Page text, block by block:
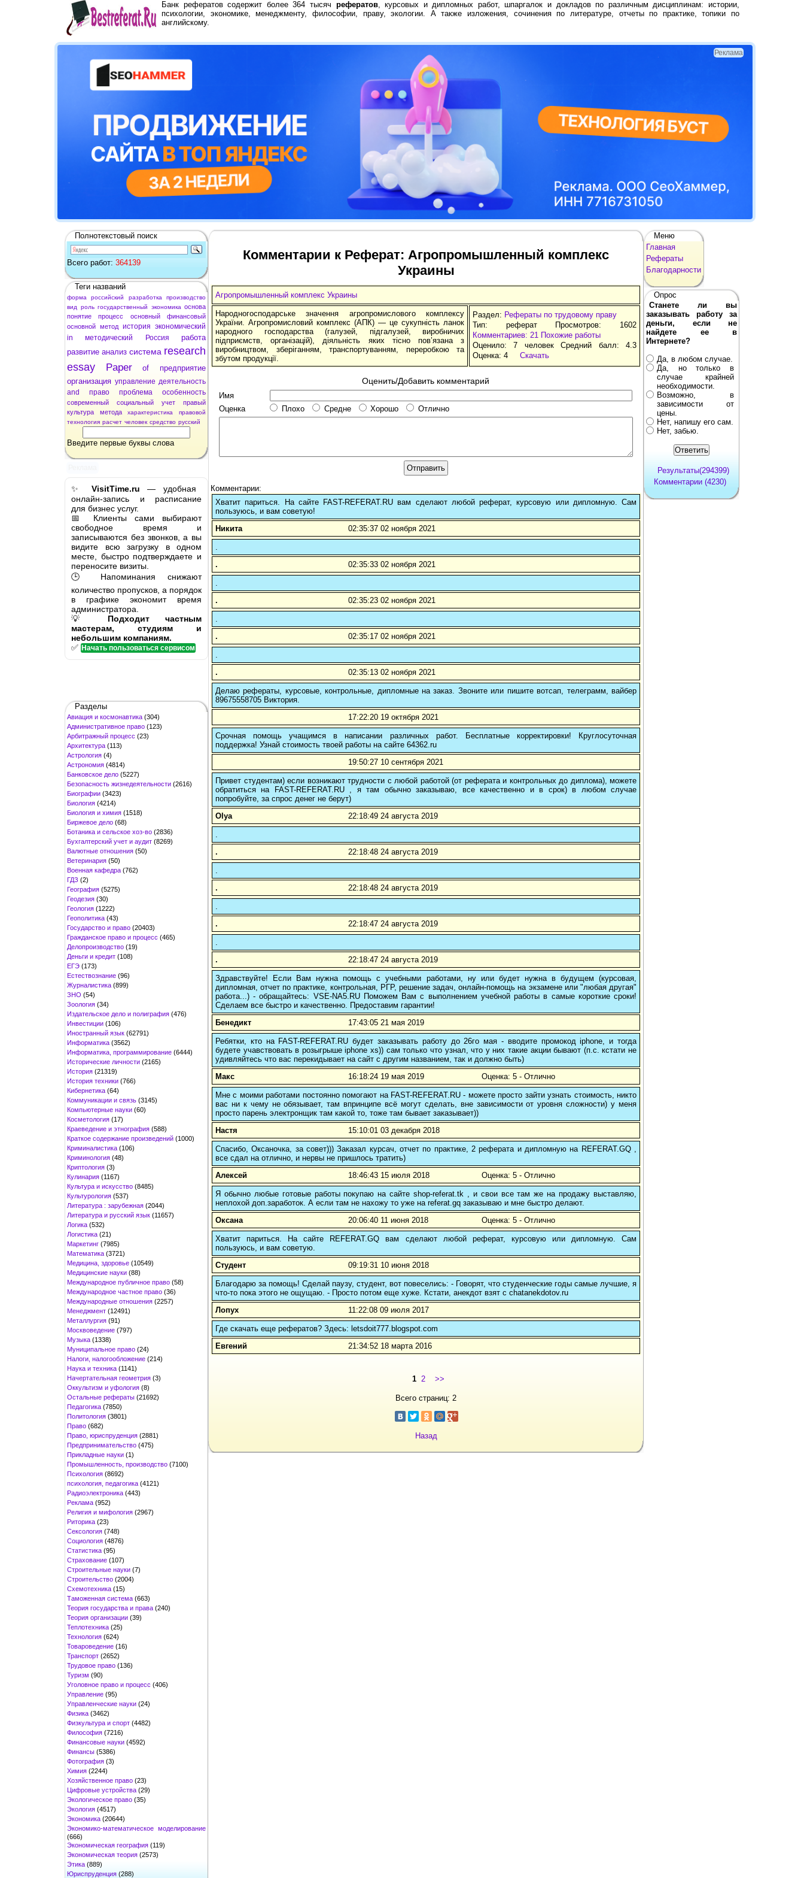
Банк рефератов содержит более 364 тысяч рефератов, курсовых и дипломных работ, шпаргалок и докладов по различным дисциплинам: истории,
психологии, экономике, менеджменту, философии, праву, экологии. А также изложения, сочинения по литературе, отчеты по практике, топики по
английскому.
Реклама
Полнотекстовый поиск
Всего работ: 364139
Теги названий
форма российский разработка
производство
вид
роль государственный экономика основа
понятие
процесс основный
финансовый
основной метод история экономический
in
методический Россия
работа
развитие анализ система research
essay
Paper of
предприятие
организация управление деятельность
and
право проблема особенность
современный социальный учет
правый
культура
метода характеристика
правовой
технология расчет человек средство русский
Введите первые буквы слова
✨ VisitTime.ru — удобная
онлайн-запись и расписание
для бизнес услуг.
📅 Клиенты сами выбирают
свободное время и
записываются без звонков, а вы
видите всю загрузку в одном
месте, быстро подтверждаете и
переносите визиты.
🕒 Напоминания снижают
количество пропусков, а порядок
в графике экономит время
администратора.
💡 Подходит частным
мастерам, студиям и
небольшим компаниям.
✅ Начать пользоваться сервисом
Разделы
Авиация и космонавтика (304)
Административное право (123)
Арбитражный процесс (23)
Архитектура (113)
Астрология (4)
Астрономия (4814)
Банковское дело (5227)
Безопасность жизнедеятельности (2616)
Биографии (3423)
Биология (4214)
Биология и химия (1518)
Биржевое дело (68)
Ботаника и сельское хоз-во (2836)
Бухгалтерский учет и аудит (8269)
Валютные отношения (50)
Ветеринария (50)
Военная кафедра (762)
ГДЗ (2)
География (5275)
Геодезия (30)
Геология (1222)
Геополитика (43)
Государство и право (20403)
Гражданское право и процесс (465)
Делопроизводство (19)
Деньги и кредит (108)
ЕГЭ (173)
Естествознание (96)
Журналистика (899)
ЗНО (54)
Зоология (34)
Издательское дело и полиграфия (476)
Инвестиции (106)
Иностранный язык (62791)
Информатика (3562)
Информатика, программирование (6444)
Исторические личности (2165)
История (21319)
История техники (766)
Кибернетика (64)
Коммуникации и связь (3145)
Компьютерные науки (60)
Косметология (17)
Краеведение и этнография (588)
Краткое содержание произведений (1000)
Криминалистика (106)
Криминология (48)
Криптология (3)
Кулинария (1167)
Культура и искусство (8485)
Культурология (537)
Литература : зарубежная (2044)
Литература и русский язык (11657)
Логика (532)
Логистика (21)
Маркетинг (7985)
Математика (3721)
Медицина, здоровье (10549)
Медицинские науки (88)
Международное публичное право (58)
Международное частное право (36)
Международные отношения (2257)
Менеджмент (12491)
Металлургия (91)
Москвоведение (797)
Музыка (1338)
Муниципальное право (24)
Налоги, налогообложение (214)
Наука и техника (1141)
Начертательная геометрия (3)
Оккультизм и уфология (8)
Остальные рефераты (21692)
Педагогика (7850)
Политология (3801)
Право (682)
Право, юриспруденция (2881)
Предпринимательство (475)
Прикладные науки (1)
Промышленность, производство (7100)
Психология (8692)
психология, педагогика (4121)
Радиоэлектроника (443)
Реклама (952)
Религия и мифология (2967)
Риторика (23)
Сексология (748)
Социология (4876)
Статистика (95)
Страхование (107)
Строительные науки (7)
Строительство (2004)
Схемотехника (15)
Таможенная система (663)
Теория государства и права (240)
Теория организации (39)
Теплотехника (25)
Технология (624)
Товароведение (16)
Транспорт (2652)
Трудовое право (136)
Туризм (90)
Уголовное право и процесс (406)
Управление (95)
Управленческие науки (24)
Физика (3462)
Физкультура и спорт (4482)
Философия (7216)
Финансовые науки (4592)
Финансы (5386)
Фотография (3)
Химия (2244)
Хозяйственное право (23)
Цифровые устройства (29)
Экологическое право (35)
Экология (4517)
Экономика (20644)
Экономико-математическое моделирование
(666)
Экономическая география (119)
Экономическая теория (2573)
Этика (889)
Юриспруденция (288)
Комментарии к Реферат: Агропромышленный комплекс
Украины
Агропромышленный комплекс Украины
Народногосподарське значення агропромислового комплексу
України. Агропромисловий комплекс (АПК) — це сукупність ла­нок
народного господарства (галузей, підгалузей, ви­роб­ничих
підприємств, організацій), діяльність яких тісно пов’язана з
виробництвом, зберіганням, транспортуван­ням, переробкою та
збутом продукції.
Раздел: Рефераты по трудовому праву
Тип: реферат Просмотров: 1602
Комментариев: 21 Похожие работы
Оценило: 7 человек Средний балл: 4.3
Оценка: 4 Скачать
Оценить/Добавить комментарий
Имя
Оценка
Плохо Средне Хорошо Отлично
Комментарии:
Хватит париться. На сайте FAST-REFERAT.RU вам сделают любой реферат, курсовую или дипломную. Сам
пользуюсь, и вам советую!
Никита
02:35:37 02 ноября 2021
.
.
02:35:33 02 ноября 2021
.
.
02:35:23 02 ноября 2021
.
.
02:35:17 02 ноября 2021
.
.
02:35:13 02 ноября 2021
Делаю рефераты, курсовые, контрольные, дипломные на заказ. Звоните или пишите вотсап, телеграмм, вайбер
89675558705 Виктория.
17:22:20 19 октября 2021
Срочная помощь учащимся в написании различных работ. Бесплатные корректировки! Круглосуточная
поддержка! Узнай стоимость твоей работы на сайте 64362.ru
19:50:27 10 сентября 2021
Привет студентам) если возникают трудности с любой работой (от реферата и контрольных до диплома), можете
обратиться на FAST-REFERAT.RU , я там обычно заказываю, все качественно и в срок) в любом случае
попробуйте, за спрос денег не берут)
Olya
22:18:49 24 августа 2019
.
.
22:18:48 24 августа 2019
.
.
22:18:48 24 августа 2019
.
.
22:18:47 24 августа 2019
.
.
22:18:47 24 августа 2019
Здравствуйте! Если Вам нужна помощь с учебными работами, ну или будет нужна в будущем (курсовая,
дипломная, отчет по практике, контрольная, РГР, решение задач, онлайн-помощь на экзамене или "любая другая"
работа...) - обращайтесь: VSE-NA5.RU Поможем Вам с выполнением учебной работы в самые короткие сроки!
Сделаем все быстро и качественно. Предоставим гарантии!
Бенедикт
17:43:05 21 мая 2019
Ребятки, кто на FAST-REFERAT.RU будет заказывать работу до 26го мая - вводите промокод iphone, и тогда
будете учавствовать в розыгрыше iphone xs)) сам только что узнал, что у них такие акции бывают (п.с. кстати не
удивляйтесь что вас перекидывает на сайт с другим названием, так и должно быть)
Макс
16:18:24 19 мая 2019 Оценка: 5 - Отлично
Мне с моими работами постоянно помогают на FAST-REFERAT.RU - можете просто зайти узнать стоимость, никто
вас ни к чему не обязывает, там впринципе всё могут сделать, вне зависимости от уровня сложности) у меня
просто парень электронщик там какой то, тоже там бывает заказывает))
Настя
15:10:01 03 декабря 2018
Спасибо, Оксаночка, за совет))) Заказал курсач, отчет по практике, 2 реферата и дипломную на REFERAT.GQ ,
все сдал на отлично, и нервы не пришлось тратить)
Алексей
18:46:43 15 июля 2018 Оценка: 5 - Отлично
Я обычно любые готовые работы покупаю на сайте shop-referat.tk , и свои все там же на продажу выставляю,
неплохой доп.заработок. А если там не нахожу то уже на referat.gq заказываю и мне быстро делают.
Оксана
20:06:40 11 июня 2018 Оценка: 5 - Отлично
Хватит париться. На сайте REFERAT.GQ вам сделают любой реферат, курсовую или дипломную. Сам
пользуюсь, и вам советую.
Студент
09:19:31 10 июня 2018
Благодарю за помощь! Сделай паузу, студент, вот повеселись: - Говорят, что студенческие годы самые лучшие, я
что-то пока этого не ощущаю. - Просто потом еще хуже. Кстати, анекдот взят с chatanekdotov.ru
Лопух
11:22:08 09 июля 2017
Где скачать еще рефератов? Здесь: letsdoit777.blogspot.com
Евгений
21:34:52 18 марта 2016
1 2 >>
Всего страниц: 2
Назад
Меню
Главная
Рефераты
Благодарности
Опрос
Станете ли вы
заказывать работу за
деньги, если не
найдете ее в
Интернете?
Да, в любом случае.
Да, но только в
случае крайней
необходимости.
Возможно, в
зависимости от
цены.
Нет, напишу его сам.
Нет, забью.
Результаты(294399)
Комментарии (4230)